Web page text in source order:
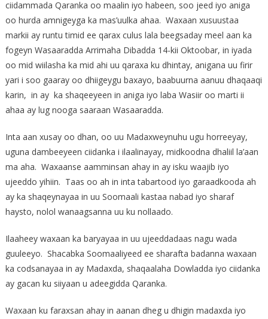
ciidammada Qaranka oo maalin iyo habeen, soo jeed iyo aniga
oo hurda amnigeyga ka mas’uulka ahaa. Waxaan xusuustaa
markii ay runtu timid ee qarax culus lala beegsaday meel aan ka
fogeyn Wasaaradda Arrimaha Dibadda 14-kii Oktoobar, in iyada
oo mid wiilasha ka mid ahi uu qaraxa ku dhintay, anigana uu firir
yari i soo gaaray oo dhiigeygu baxayo, baabuurna aanuu dhaqaaqi
karin, in ay ka shaqeeyeen in aniga iyo laba Wasiir oo marti ii
ahaa ay lug nooga saaraan Wasaaradda.
Inta aan xusay oo dhan, oo uu Madaxweynuhu ugu horreeyay,
uguna dambeeyeen ciidanka i ilaalinayay, midkoodna dhaliil la’aan
ma aha. Waxaanse aamminsan ahay in ay isku waajib iyo
ujeeddo yihiin. Taas oo ah in inta tabartood iyo garaadkooda ah
ay ka shaqeynayaa in uu Soomaali kastaa nabad iyo sharaf
haysto, nolol wanaagsanna uu ku nollaado.
Ilaaheey waxaan ka baryayaa in uu ujeeddadaas nagu wada
guuleeyo. Shacabka Soomaaliyeed ee sharafta badanna waxaan
ka codsanayaa in ay Madaxda, shaqaalaha Dowladda iyo ciidanka
ay gacan ku siiyaan u adeegidda Qaranka.
Waxaan ku faraxsan ahay in aanan dheg u dhigin madaxda iyo